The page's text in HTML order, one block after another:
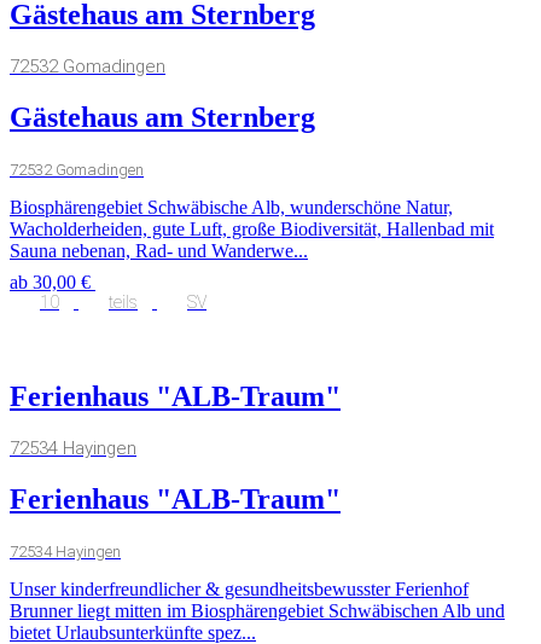
Gästehaus am Sternberg
72532 Gomadingen
Gästehaus am Sternberg
72532 Gomadingen
Biosphärengebiet Schwäbische Alb, wunderschöne Natur,
Wacholderheiden, gute Luft, große Biodiversität, Hallenbad mit
Sauna nebenan, Rad- und Wanderwe...
ab 30,00 €
10 teils SV
Ferienhaus "ALB-Traum"
72534 Hayingen
Ferienhaus "ALB-Traum"
72534 Hayingen
Unser kinderfreundlicher & gesundheitsbewusster Ferienhof
Brunner liegt mitten im Biosphärengebiet Schwäbischen Alb und
bietet Urlaubsunterkünfte spez...